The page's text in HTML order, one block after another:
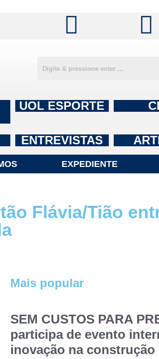
UOL ESPORTE
ENTREVISTAS
EXPEDIENTE
Flávia/Tião
Mais popular
SEM CUSTOS PARA
participa de evento
inovação na